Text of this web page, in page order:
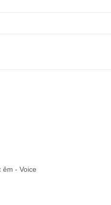
- Voice